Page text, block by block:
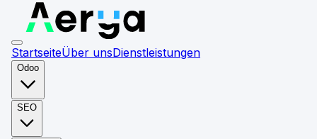
StartseiteÜber unsDienstleistungen
Odoo
SEO